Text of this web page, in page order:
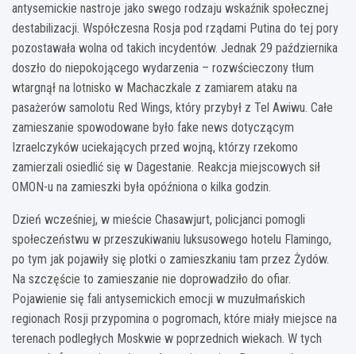
antysemickie nastroje jako swego rodzaju wskaźnik społecznej
destabilizacji. Współczesna Rosja pod rządami Putina do tej pory
pozostawała wolna od takich incydentów. Jednak 29 października
doszło do niepokojącego wydarzenia – rozwścieczony tłum
wtargnął na lotnisko w Machaczkale z zamiarem ataku na
pasażerów samolotu Red Wings, który przybył z Tel Awiwu. Całe
zamieszanie spowodowane było fake news dotyczącym
Izraelczyków uciekających przed wojną, którzy rzekomo
zamierzali osiedlić się w Dagestanie. Reakcja miejscowych sił
OMON-u na zamieszki była opóźniona o kilka godzin.
Dzień wcześniej, w mieście Chasawjurt, policjanci pomogli
społeczeństwu w przeszukiwaniu luksusowego hotelu Flamingo,
po tym jak pojawiły się plotki o zamieszkaniu tam przez Żydów.
Na szczęście to zamieszanie nie doprowadziło do ofiar.
Pojawienie się fali antysemickich emocji w muzułmańskich
regionach Rosji przypomina o pogromach, które miały miejsce na
terenach podległych Moskwie w poprzednich wiekach. W tych